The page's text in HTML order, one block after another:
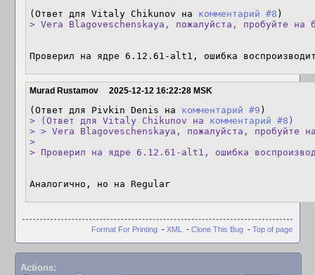
(Ответ для Vitaly Chikunov на комментарий #8
> Vera Blagoveschenskaya, пожалуйста, пробуйте на
Проверил на ядре 6.12.61-alt1, ошибка
Murad Rustamov 2025-12-12 16:22:28 MSK
(Ответ для Pivkin Denis на комментарий #9
> (Ответ для Vitaly Chikunov на комментарий #8 )
> > Vera Blagoveschenskaya, пожалуйста, пробуйте
>
> Проверил на ядре 6.12.61-alt1, ошибка
Аналогично, но на Regular
Format For Printing - XML - Clone This Bug - Top of page
Actions: